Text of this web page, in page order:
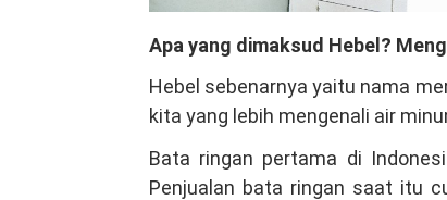
Apa yang dimaksud Hebel?
Hebel sebenarnya yaitu nama
kita yang lebih mengenali air
Bata ringan pertama di
Penjualan bata ringan saat itu